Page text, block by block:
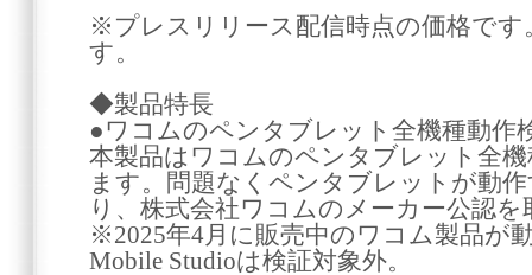
※プレスリリース配信時点の価格です
す。
◆製品特長
●ワコムのペンタブレット全機種動作
本製品はワコムのペンタブレット全
ます。問題なくペンタブレットが動
り、株式会社ワコムのメーカー公認
※2025年4月に販売中のワコム製品が
Mobile Studioは検証対象外。